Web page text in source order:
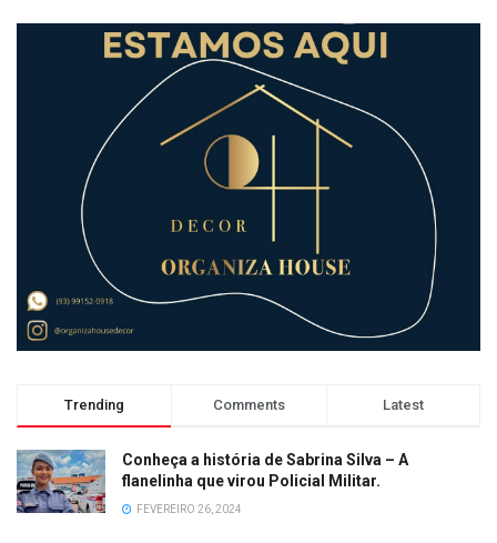
Trending Comments Latest
Conheça a história de Sabrina Silva – A
flanelinha que virou Policial Militar.
FEVEREIRO 26, 2024